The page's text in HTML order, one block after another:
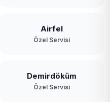
Airfel
Özel Servisi
Demirdöküm
Özel Servisi